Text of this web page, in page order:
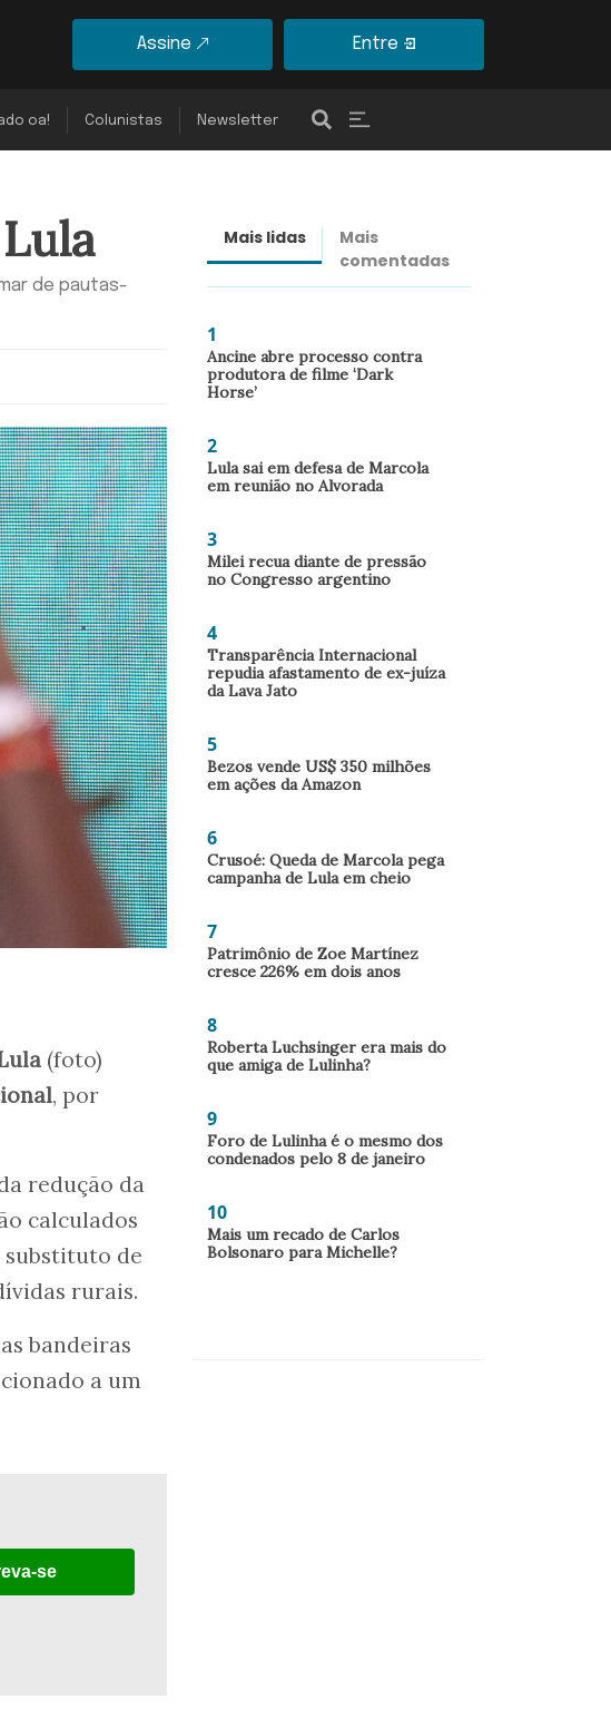
Assine Entre
oa! Colunistas Newsletter
de pautas-
(foto)
, por
redução da
calculados
substituto de
rurais.
bandeiras
a um
se
Mais lidas
Mais
comentadas
1
Ancine abre processo contra
produtora de filme ‘Dark
Horse’
2
Lula sai em defesa de Marcola
em reunião no Alvorada
3
Milei recua diante de pressão
no Congresso argentino
4
Transparência Internacional
repudia afastamento de ex-juíza
da Lava Jato
5
Bezos vende US$ 350 milhões
em ações da Amazon
6
Crusoé: Queda de Marcola pega
campanha de Lula em cheio
7
Patrimônio de Zoe Martínez
cresce 226% em dois anos
8
Roberta Luchsinger era mais do
que amiga de Lulinha?
9
Foro de Lulinha é o mesmo dos
condenados pelo 8 de janeiro
10
Mais um recado de Carlos
Bolsonaro para Michelle?